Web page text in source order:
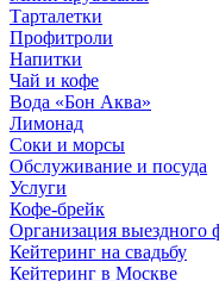
Тарталетки
Профитроли
Напитки
Чай и кофе
Вода «Бон Аква»
Лимонад
Соки и морсы
Обслуживание и посуда
Услуги
Кофе-брейк
Организация выездного
Кейтеринг на свадьбу
Кейтеринг в Москве